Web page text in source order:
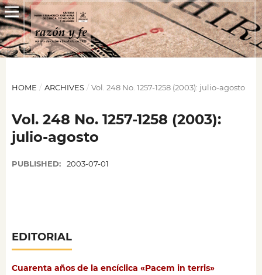
HOME / ARCHIVES / Vol. 248 No. 1257-1258 (2003): julio-agosto
Vol. 248 No. 1257-1258 (2003):
julio-agosto
PUBLISHED: 2003-07-01
EDITORIAL
Cuarenta años de la encíclica «Pacem in terris»